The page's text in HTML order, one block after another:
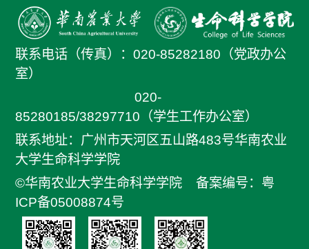
联系电话（传真）：020-85282180（党政办公
室）
020-
85280185/38297710（学生工作办公室）
联系地址：广州市天河区五山路483号华南农业
大学生命科学学院
©华南农业大学生命科学学院备案编号：粤
ICP备05008874号